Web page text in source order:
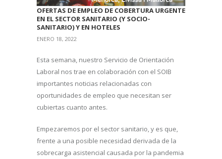
OFERTAS DE EMPLEO DE COBERTURA URGENTE
EN EL SECTOR SANITARIO (Y SOCIO-
SANITARIO) Y EN HOTELES
ENERO 18, 2022
Esta semana, nuestro Servicio de Orientación
Laboral nos trae en colaboración con el SOIB
importantes noticias relacionadas con
oportunidades de empleo que necesitan ser
cubiertas cuanto antes.
Empezaremos por el sector sanitario, y es que,
frente a una posible necesidad derivada de la
sobrecarga asistencial causada por la pandemia